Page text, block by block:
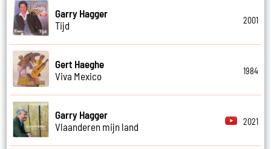
Garry Hagger
Tijd
2001
Gert Haeghe
Viva Mexico
1984
Garry Hagger
Vlaanderen mijn land
2021